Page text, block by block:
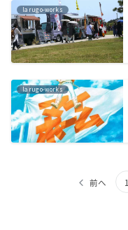
larugo-works
larugo-works
前へ 1